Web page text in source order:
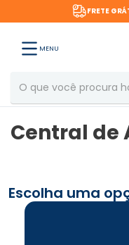
FRETE
MENU
Central de
Escolha uma